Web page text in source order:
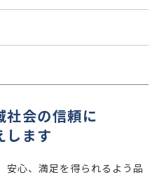
社会の信頼に
します
安心、満足を得られるよう品